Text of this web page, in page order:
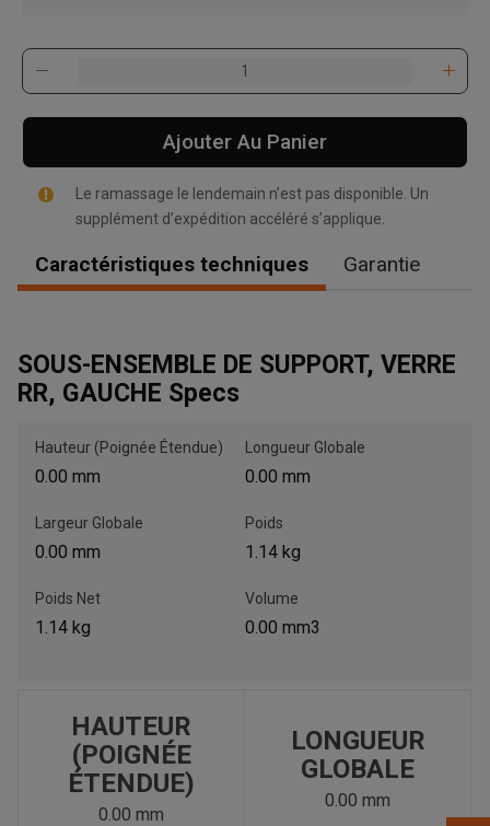
, , ,
Appelez maintenant
Envoyez un message au concessionnaire
Veuillez mettre à jour le code postal 'Livrer à' dans le volet de
Ajouter Au Panier
Le ramassage le lendemain n’est pas disponible. Un
supplément d’expédition accéléré s’applique.
Caractéristiques techniques Garantie
SOUS-ENSEMBLE DE SUPPORT, VERRE
RR, GAUCHE Specs
Hauteur (Poignée Étendue)
0.00 mm
Longueur Globale
0.00 mm
Largeur Globale
0.00 mm
Poids
1.14 kg
Poids Net
1.14 kg
Volume
0.00 mm3
HAUTEUR
(POIGNÉE
ÉTENDUE)
0.00 mm
LONGUEUR
GLOBALE
0.00 mm